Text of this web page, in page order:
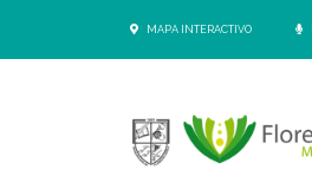
MAPA INTERACTIVO